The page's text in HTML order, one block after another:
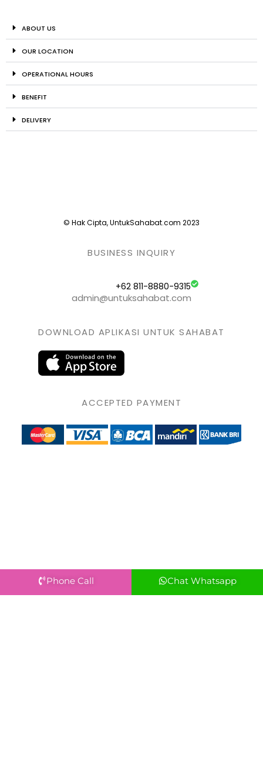
ABOUT US
OUR LOCATION
OPERATIONAL HOURS
BENEFIT
DELIVERY
© Hak Cipta, UntukSahabat.com 2023
BUSINESS INQUIRY
+62 811-8880-9315
admin@untuksahabat.com
DOWNLOAD APLIKASI UNTUK SAHABAT
ACCEPTED PAYMENT
Phone Call Chat Whatsapp